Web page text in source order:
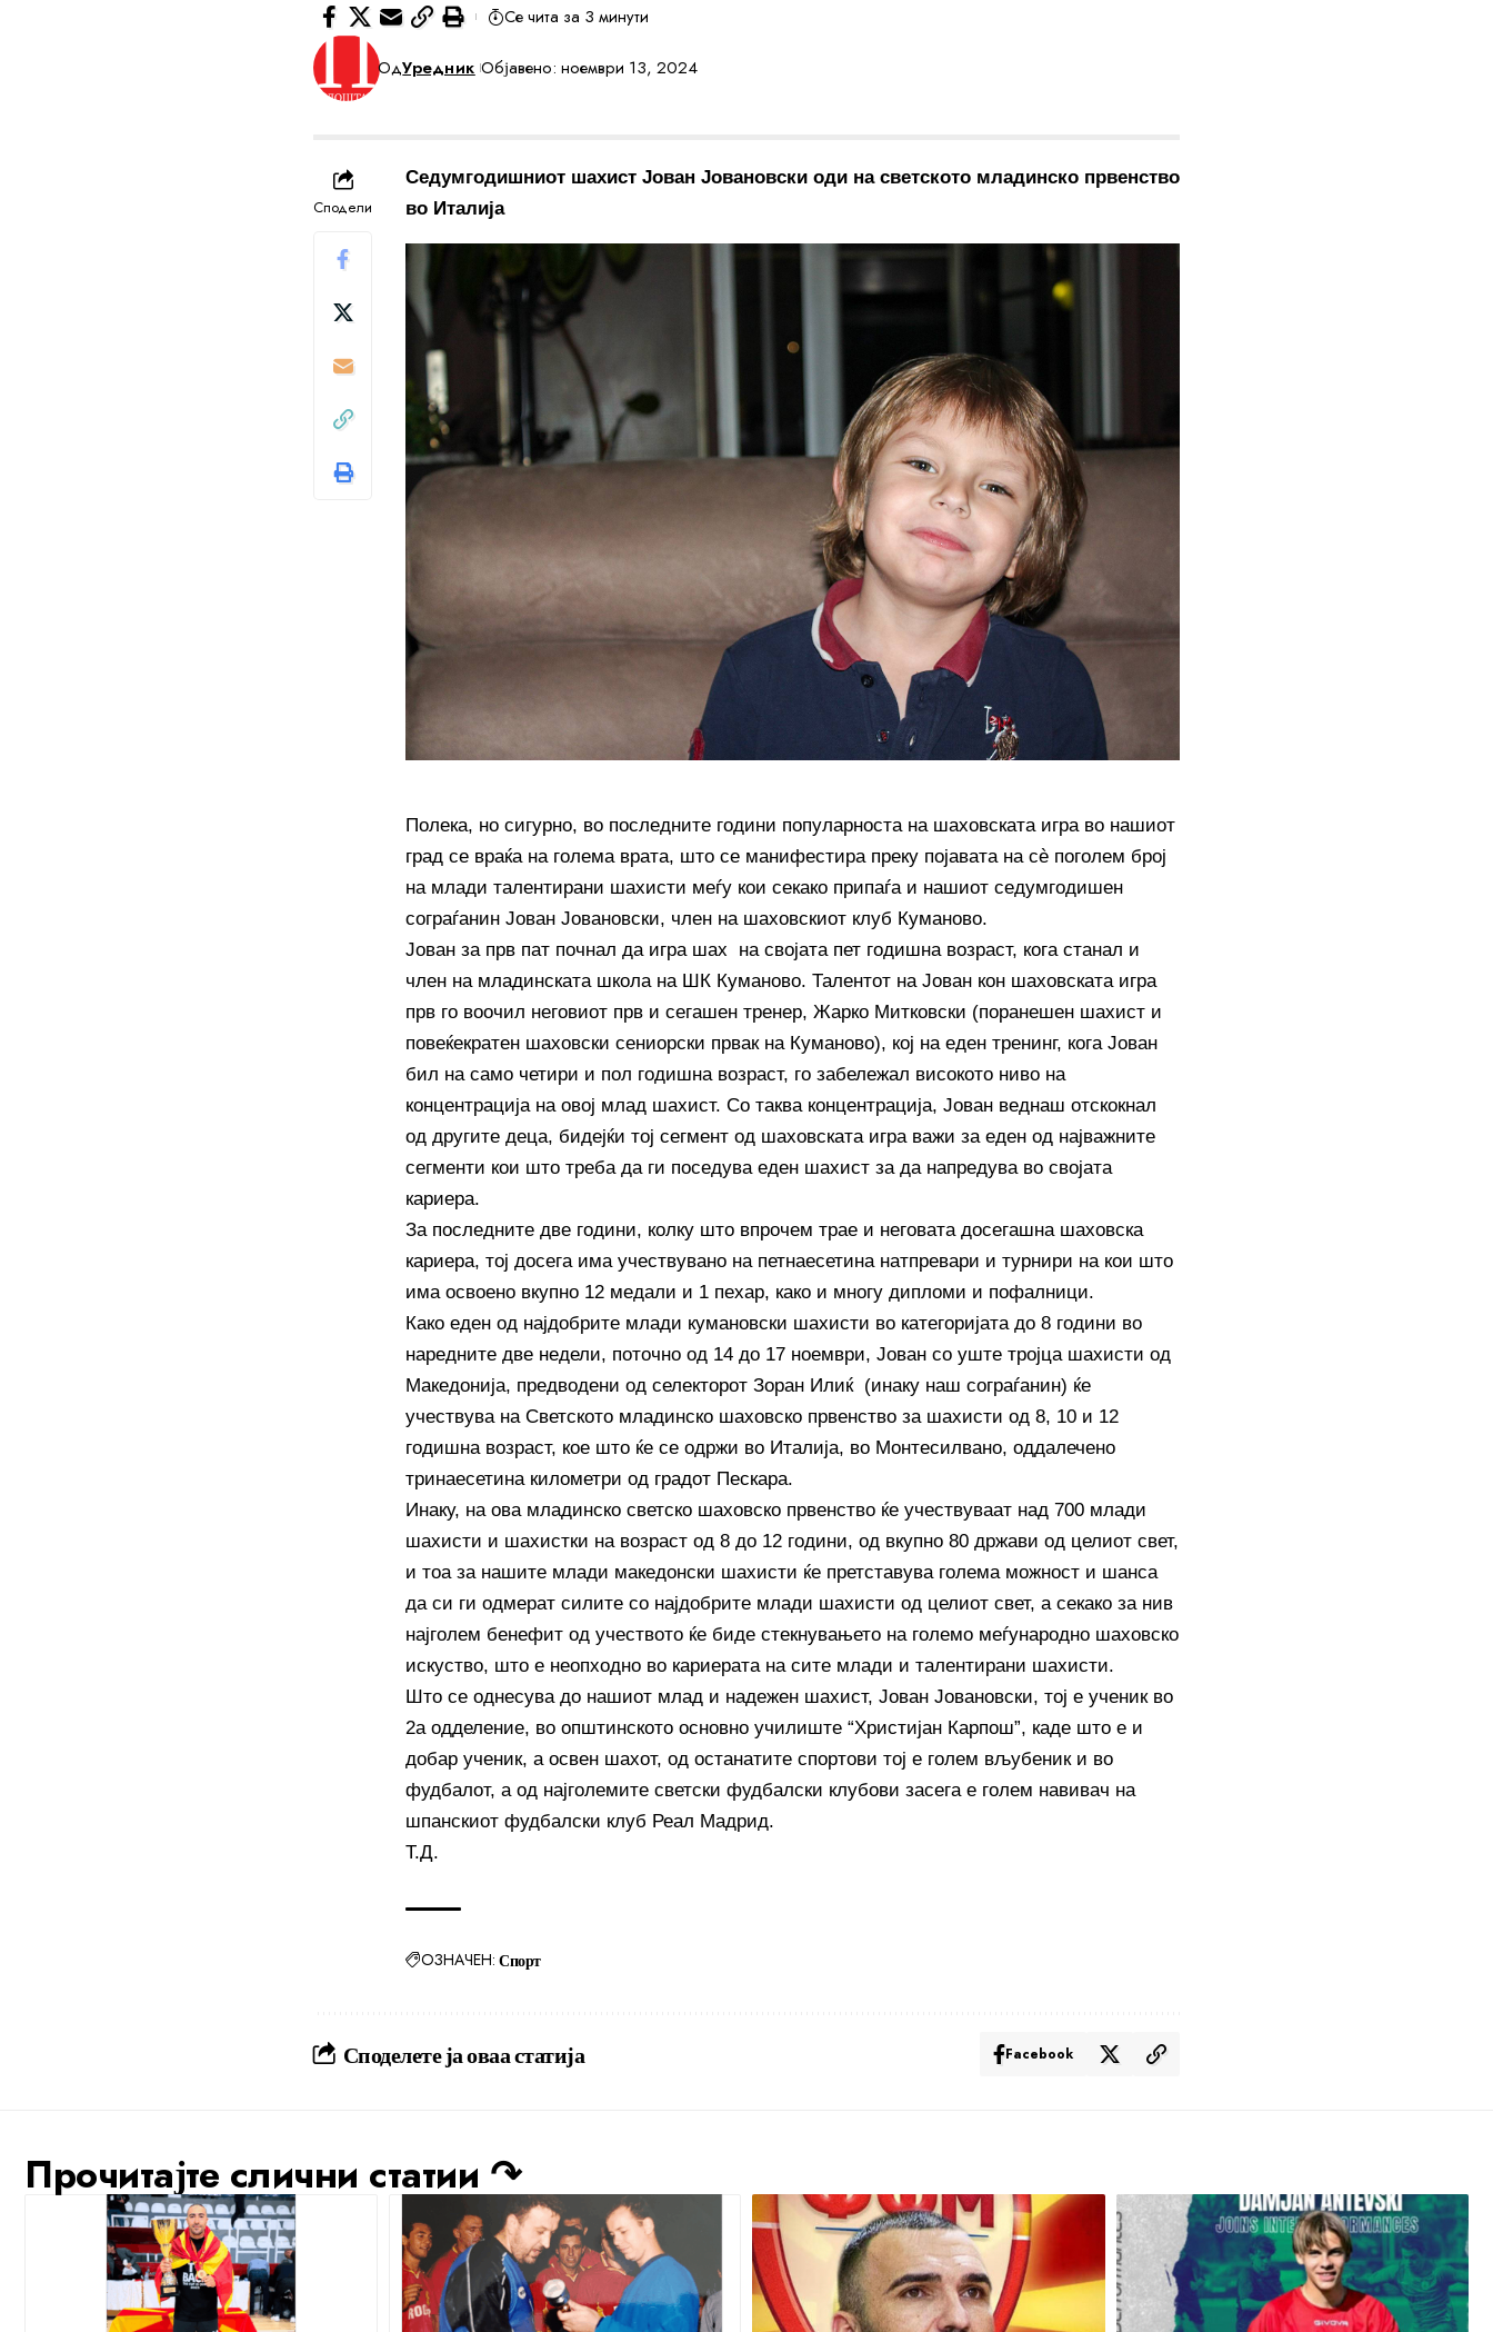
ОдУредник Објавено: ноември 13, 2024
Се чита за 3 минути
Сподели
Седумгодишниот шахист Јован Јовановски оди на светското младинско првенство
во Италија
Полека, но сигурно, во последните години популарноста на шаховската игра во нашиот
град се враќа на голема врата, што се манифестира преку појавата на сè поголем број
на млади талентирани шахисти меѓу кои секако припаѓа и нашиот седумгодишен
сограѓанин Јован Јовановски, член на шаховскиот клуб Куманово.
Јован за прв пат почнал да игра шах на својата пет годишна возраст, кога станал и
член на младинската школа на ШК Куманово. Талентот на Јован кон шаховската игра
прв го воочил неговиот прв и сегашен тренер, Жарко Митковски (поранешен шахист и
повеќекратен шаховски сениорски првак на Куманово), кој на еден тренинг, кога Јован
бил на само четири и пол годишна возраст, го забележал високото ниво на
концентрација на овој млад шахист. Со таква концентрација, Јован веднаш отскокнал
од другите деца, бидејќи тој сегмент од шаховската игра важи за еден од најважните
сегменти кои што треба да ги поседува еден шахист за да напредува во својата
кариера.
За последните две години, колку што впрочем трае и неговата досегашна шаховска
кариера, тој досега има учествувано на петнаесетина натпревари и турнири на кои што
има освоено вкупно 12 медали и 1 пехар, како и многу дипломи и пофалници.
Како еден од најдобрите млади кумановски шахисти во категоријата до 8 години во
наредните две недели, поточно од 14 до 17 ноември, Јован со уште тројца шахисти од
Македонија, предводени од селекторот Зоран Илиќ (инаку наш сограѓанин) ќе
учествува на Светското младинско шаховско првенство за шахисти од 8, 10 и 12
годишна возраст, кое што ќе се одржи во Италија, во Монтесилвано, оддалечено
тринаесетина километри од градот Пескара.
Инаку, на ова младинско светско шаховско првенство ќе учествуваат над 700 млади
шахисти и шахистки на возраст од 8 до 12 години, од вкупно 80 држави од целиот свет,
и тоа за нашите млади македонски шахисти ќе претставува голема можност и шанса
да си ги одмерат силите со најдобрите млади шахисти од целиот свет, а секако за нив
најголем бенефит од учеството ќе биде стекнувањето на големо меѓународно шаховско
искуство, што е неопходно во кариерата на сите млади и талентирани шахисти.
Што се однесува до нашиот млад и надежен шахист, Јован Јовановски, тој е ученик во
2а одделение, во општинското основно училиште “Христијан Карпош”, каде што е и
добар ученик, а освен шахот, од останатите спортови тој е голем вљубеник и во
фудбалот, а од најголемите светски фудбалски клубови засега е голем навивач на
шпанскиот фудбалски клуб Реал Мадрид.
Т.Д.
ОЗНАЧЕН: Спорт
Споделете ја оваа статија Facebook
Прочитајте слични статии ↷